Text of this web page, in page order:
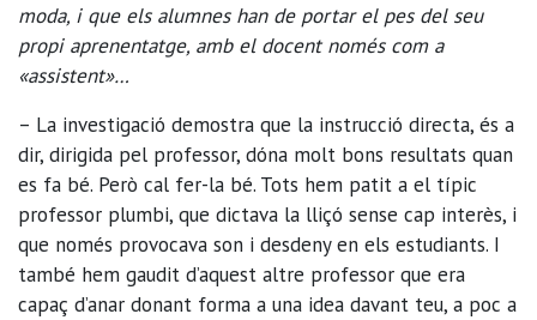
moda, i que els alumnes han de portar el pes del seu
propi aprenentatge, amb el docent només com a
«assistent»…
– La investigació demostra que la instrucció directa, és a
dir, dirigida pel professor, dóna molt bons resultats quan
es fa bé. Però cal fer-la bé. Tots hem patit a el típic
professor plumbi, que dictava la lliçó sense cap interès, i
que només provocava son i desdeny en els estudiants. I
també hem gaudit d’aquest altre professor que era
capaç d’anar donant forma a una idea davant teu, a poc a